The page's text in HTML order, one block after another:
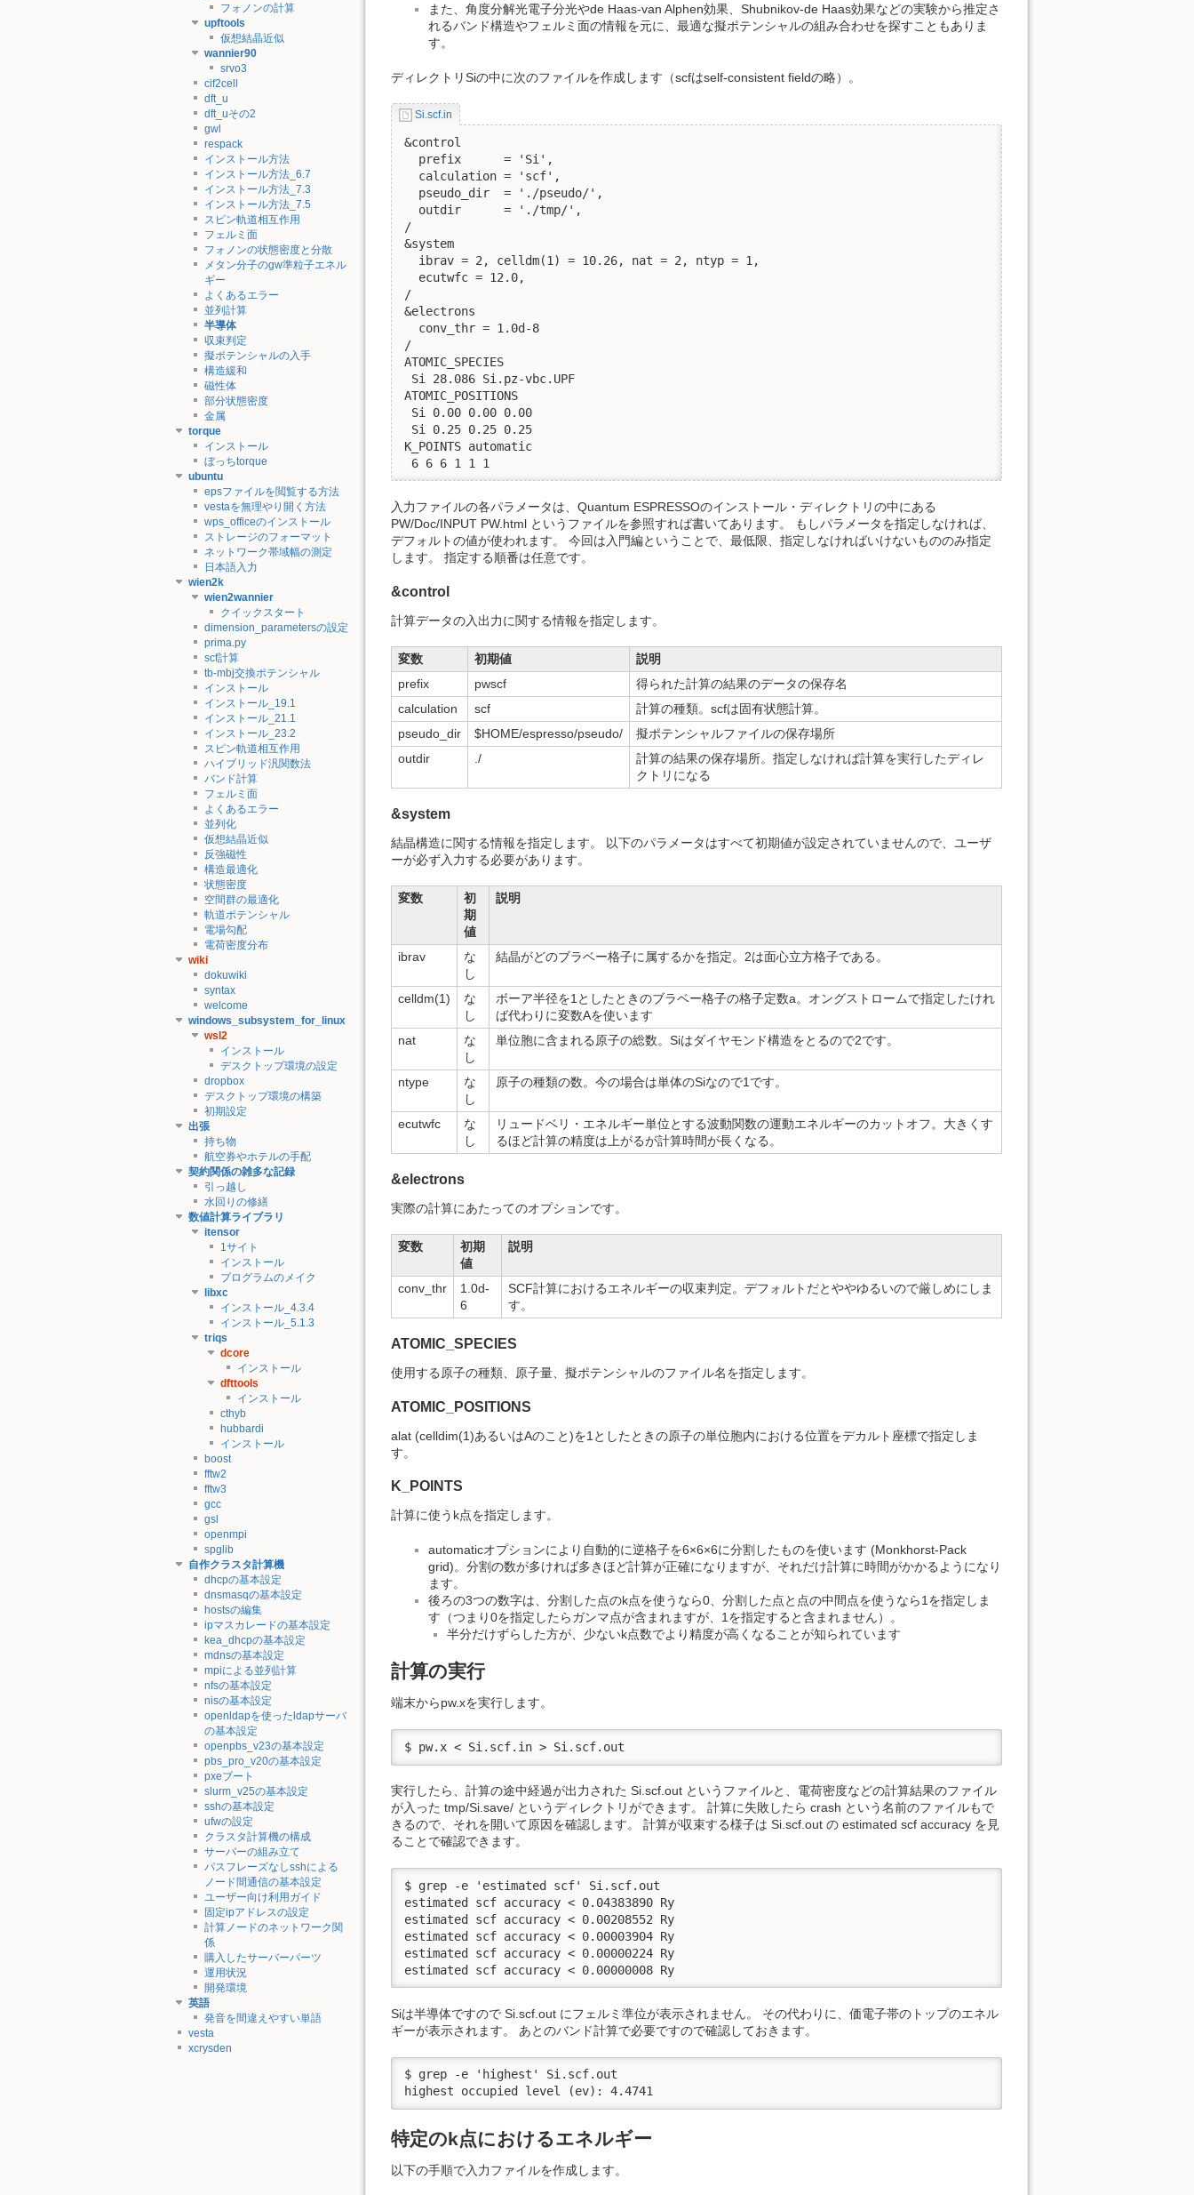
フォノンの計算
upftools
仮想結晶近似
wannier90
srvo3
cif2cell
dft_u
dft_uその2
gwl
respack
インストール方法
インストール方法_6.7
インストール方法_7.3
インストール方法_7.5
スピン軌道相互作用
フェルミ面
フォノンの状態密度と分散
メタン分子のgw準粒子エネル
ギー
よくあるエラー
並列計算
半導体
収束判定
擬ポテンシャルの入手
構造緩和
磁性体
部分状態密度
金属
torque
インストール
ぼっちtorque
ubuntu
epsファイルを閲覧する方法
vestaを無理やり開く方法
wps_officeのインストール
ストレージのフォーマット
ネットワーク帯域幅の測定
日本語入力
wien2k
wien2wannier
クイックスタート
dimension_parametersの設定
prima.py
scf計算
tb-mbj交換ポテンシャル
インストール
インストール_19.1
インストール_21.1
インストール_23.2
スピン軌道相互作用
ハイブリッド汎関数法
バンド計算
フェルミ面
よくあるエラー
並列化
仮想結晶近似
反強磁性
構造最適化
状態密度
空間群の最適化
軌道ポテンシャル
電場勾配
電荷密度分布
wiki
dokuwiki
syntax
welcome
windows_subsystem_for_linux
wsl2
インストール
デスクトップ環境の設定
dropbox
デスクトップ環境の構築
初期設定
出張
持ち物
航空券やホテルの手配
契約関係の雑多な記録
引っ越し
水回りの修繕
数値計算ライブラリ
itensor
1サイト
インストール
プログラムのメイク
libxc
インストール_4.3.4
インストール_5.1.3
triqs
dcore
インストール
dfttools
インストール
cthyb
hubbardi
インストール
boost
fftw2
fftw3
gcc
gsl
openmpi
spglib
自作クラスタ計算機
dhcpの基本設定
dnsmasqの基本設定
hostsの編集
ipマスカレードの基本設定
kea_dhcpの基本設定
mdnsの基本設定
mpiによる並列計算
nfsの基本設定
nisの基本設定
openldapを使ったldapサーバ
の基本設定
openpbs_v23の基本設定
pbs_pro_v20の基本設定
pxeブート
slurm_v25の基本設定
sshの基本設定
ufwの設定
クラスタ計算機の構成
サーバーの組み立て
パスフレーズなしsshによる
ノード間通信の基本設定
ユーザー向け利用ガイド
固定ipアドレスの設定
計算ノードのネットワーク関
係
購入したサーバーパーツ
運用状況
開発環境
英語
発音を間違えやすい単語
vesta
xcrysden
また、角度分解光電子分光やde Haas-van Alphen効果、Shubnikov-de Haas効果などの実験から推定さ
れるバンド構造やフェルミ面の情報を元に、最適な擬ポテンシャルの組み合わせを探すこともありま
す。
ディレクトリSiの中に次のファイルを作成します（scfはself-consistent fieldの略）。
Si.scf.in
&control
  prefix      = 'Si',
  calculation = 'scf',
  pseudo_dir  = './pseudo/',
  outdir      = './tmp/',
/
&system
  ibrav = 2, celldm(1) = 10.26, nat = 2, ntyp = 1,
  ecutwfc = 12.0,
/
&electrons
  conv_thr = 1.0d-8
/
ATOMIC_SPECIES
Si 28.086 Si.pz-vbc.UPF
ATOMIC_POSITIONS
Si 0.00 0.00 0.00
Si 0.25 0.25 0.25
K_POINTS automatic
6 6 6 1 1 1
入力ファイルの各パラメータは、Quantum ESPRESSOのインストール・ディレクトリの中にある
PW/Doc/INPUT PW.html というファイルを参照すれば書いてあります。 もしパラメータを指定しなければ、
デフォルトの値が使われます。 今回は入門編ということで、最低限、指定しなければいけないもののみ指定
します。 指定する順番は任意です。
&control
計算データの入出力に関する情報を指定します。
変数 初期値
説明
prefix
pwscf
得られた計算の結果のデータの保存名
calculation
scf
計算の種類。scfは固有状態計算。
pseudo_dir
$HOME/espresso/pseudo/
擬ポテンシャルファイルの保存場所
outdir
./
計算の結果の保存場所。指定しなければ計算を実行したディレ
クトリになる
&system
結晶構造に関する情報を指定します。 以下のパラメータはすべて初期値が設定されていませんので、ユーザ
ーが必ず入力する必要があります。
変数
初
期
値
説明
ibrav
な
し
結晶がどのブラベー格子に属するかを指定。2は面心立方格子である。
celldm(1)
な
し
ボーア半径を1としたときのブラベー格子の格子定数a。オングストロームで指定したけれ
ば代わりに変数Aを使います
nat
な
し
単位胞に含まれる原子の総数。Siはダイヤモンド構造をとるので2です。
ntype
な
し
原子の種類の数。今の場合は単体のSiなので1です。
ecutwfc
な
し
リュードベリ・エネルギー単位とする波動関数の運動エネルギーのカットオフ。大きくす
るほど計算の精度は上がるが計算時間が長くなる。
&electrons
実際の計算にあたってのオプションです。
変数
初期
値
説明
conv_thr
1.0d-
6
SCF計算におけるエネルギーの収束判定。デフォルトだとややゆるいので厳しめにしま
す。
ATOMIC_SPECIES
使用する原子の種類、原子量、擬ポテンシャルのファイル名を指定します。
ATOMIC_POSITIONS
alat (celldim(1)あるいはAのこと)を1としたときの原子の単位胞内における位置をデカルト座標で指定しま
す。
K_POINTS
計算に使うk点を指定します。
automaticオプションにより自動的に逆格子を6×6×6に分割したものを使います (Monkhorst-Pack
grid)。分割の数が多ければ多きほど計算が正確になりますが、それだけ計算に時間がかかるようになり
ます。
後ろの3つの数字は、分割した点のk点を使うなら0、分割した点と点の中間点を使うなら1を指定しま
す（つまり0を指定したらガンマ点が含まれますが、1を指定すると含まれません）。
半分だけずらした方が、少ないk点数でより精度が高くなることが知られています
計算の実行
端末からpw.xを実行します。
$ pw.x < Si.scf.in > Si.scf.out
実行したら、計算の途中経過が出力された Si.scf.out というファイルと、電荷密度などの計算結果のファイル
が入った tmp/Si.save/ というディレクトリができます。 計算に失敗したら crash という名前のファイルもで
きるので、それを開いて原因を確認します。 計算が収束する様子は Si.scf.out の estimated scf accuracy を見
ることで確認できます。
$ grep -e 'estimated scf' Si.scf.out
estimated scf accuracy < 0.04383890 Ry
estimated scf accuracy < 0.00208552 Ry
estimated scf accuracy < 0.00003904 Ry
estimated scf accuracy < 0.00000224 Ry
estimated scf accuracy < 0.00000008 Ry
Siは半導体ですので Si.scf.out にフェルミ準位が表示されません。 その代わりに、価電子帯のトップのエネル
ギーが表示されます。 あとのバンド計算で必要ですので確認しておきます。
$ grep -e 'highest' Si.scf.out
highest occupied level (ev): 4.4741
特定のk点におけるエネルギー
以下の手順で入力ファイルを作成します。